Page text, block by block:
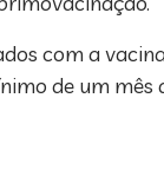
com a
de um mês